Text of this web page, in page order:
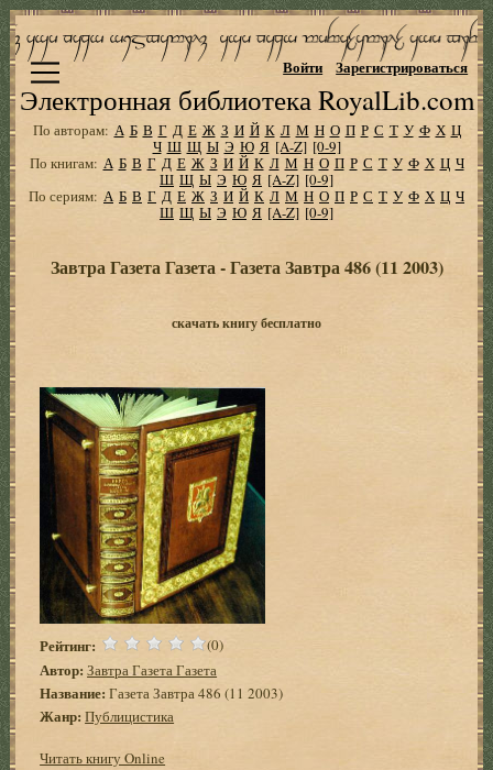
Электронная библиотека RoyalLib.com
Войти Зарегистрироваться
По авторам: А Б В Г Д Е Ж З И Й К Л М Н О П Р С Т У Ф Х Ц
Ч Ш Щ Ы Э Ю Я [A-Z] [0-9]
По книгам: А Б В Г Д Е Ж З И Й К Л М Н О П Р С Т У Ф Х Ц Ч
Ш Щ Ы Э Ю Я [A-Z] [0-9]
По сериям: А Б В Г Д Е Ж З И Й К Л М Н О П Р С Т У Ф Х Ц Ч
Ш Щ Ы Э Ю Я [A-Z] [0-9]
Завтра Газета Газета - Газета Завтра 486 (11 2003)
скачать книгу бесплатно
Рейтинг: (0)
Автор: Завтра Газета Газета
Название: Газета Завтра 486 (11 2003)
Жанр: Публицистика
Читать книгу Online